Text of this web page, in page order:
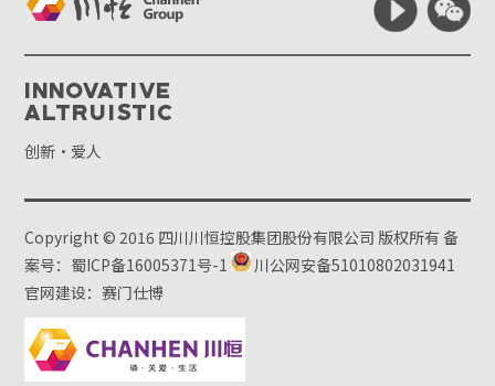
Innovative
Altruistic
创新·爱人
Copyright © 2016 四川川恒控股集团股份有限公司 版权所有备
案号：蜀ICP备16005371号-1
川公网安备51010802031941
官网建设：赛门仕博